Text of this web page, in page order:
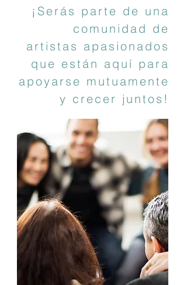
¡Serás parte de una
comunidad de
artistas apasionados
que están aquí para
apoyarse mutuamente
y crecer juntos!